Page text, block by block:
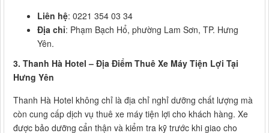
Liên hệ: 0221 354 03 34
Địa chỉ: Phạm Bạch Hổ, phường Lam Sơn, TP. Hưng
Yên.
3. Thanh Hà Hotel – Địa Điểm Thuê Xe Máy Tiện Lợi Tại
Hưng Yên
Thanh Hà Hotel không chỉ là địa chỉ nghỉ dưỡng chất lượng mà
còn cung cấp dịch vụ thuê xe máy tiện lợi cho khách hàng. Xe
được bảo dưỡng cẩn thận và kiểm tra kỹ trước khi giao cho